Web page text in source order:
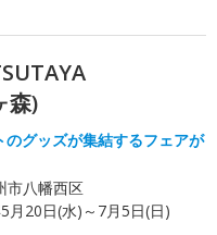
森)
のグッズが集結するフェアが
市八幡西区
月20日(水)～7月5日(日)